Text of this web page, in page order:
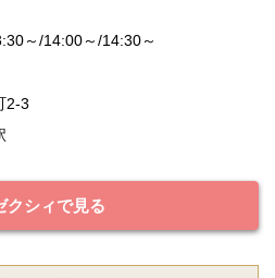
～/14:00～/14:30～
2-3
クシィで見る